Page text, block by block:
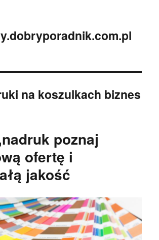
na koszulkach biznes
poznaj
ofertę i
jakość